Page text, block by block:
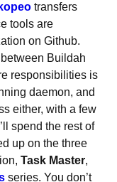
transfers
tools are
on Github.
Buildah
responsibilities is
daemon, and
either, with a few
spend the rest of
up on the three
Task Master,
series. You don’t